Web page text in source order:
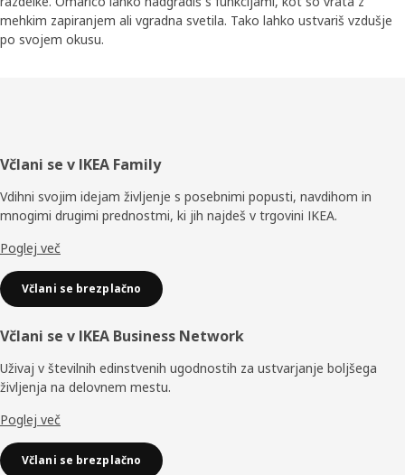
mehkim zapiranjem ali vgradna svetila. Tako lahko ustvariš vzdušje
po svojem okusu.
Noga
Včlani se v IKEA Family
Vdihni svojim idejam življenje s posebnimi popusti, navdihom in
mnogimi drugimi prednostmi, ki jih najdeš v trgovini IKEA.
Poglej več
Včlani se brezplačno
Včlani se v IKEA Business Network
Uživaj v številnih edinstvenih ugodnostih za ustvarjanje boljšega
življenja na delovnem mestu.
Poglej več
Včlani se brezplačno